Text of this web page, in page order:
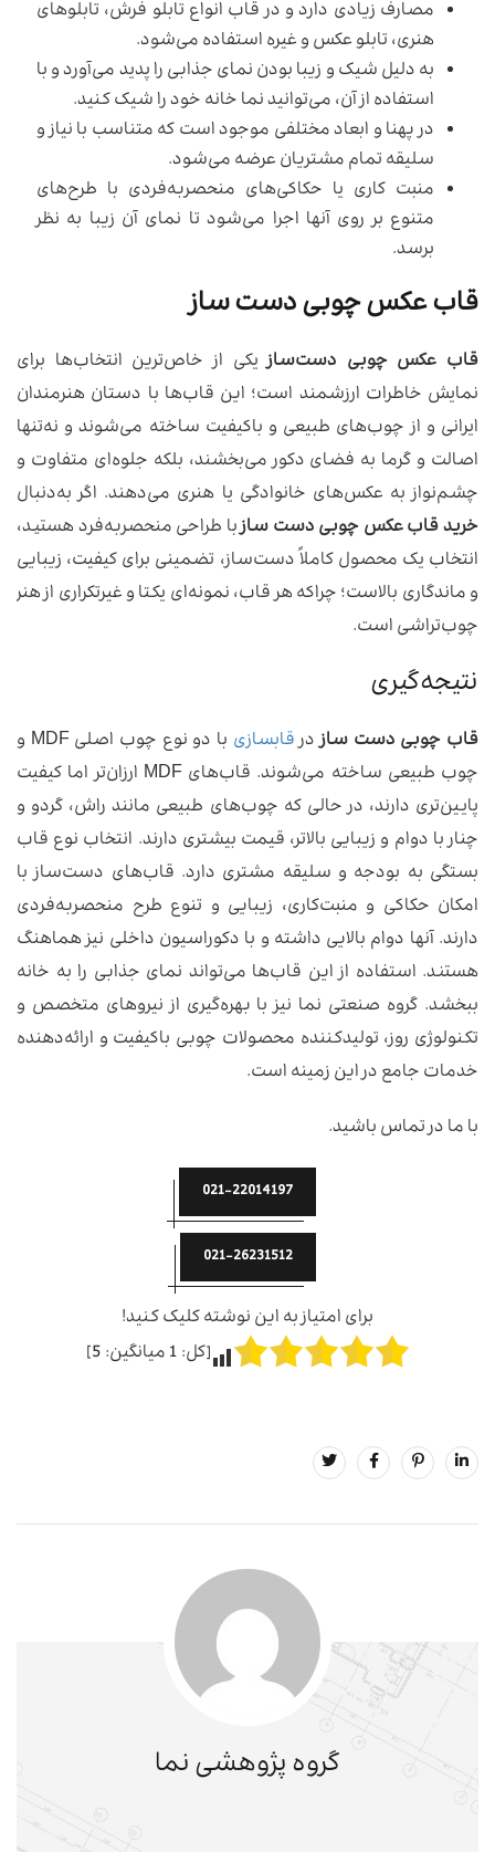
مصارف زیادی دارد و در قاب انواع تابلو فرش، تابلو‌های
هنری، تابلو عکس و غیره استفاده می‌شود.
به دلیل شیک و زیبا بودن نمای جذابی را پدید می‌آورد و با
استفاده از آن، می‌توانید نما خانه خود را شیک کنید.
در پهنا و ابعاد مختلفی موجود است که متناسب با نیاز و
سلیقه تمام مشتریان عرضه می‌شود.
منبت کاری یا حکاکی‌های منحصر‌به‌فردی با طرح‌های
متنوع بر روی آنها اجرا می‌شود تا نمای آن زیبا به نظر
برسد.
قاب عکس چوبی دست ساز
قاب عکس چوبی دست‌سازیکی از خاص‌ترین انتخاب‌ها برای
نمایش خاطرات ارزشمند است؛ این قاب‌ها با دستان هنرمندان
ایرانی و از چوب‌های طبیعی و باکیفیت ساخته می‌شوند و نه‌تنها
اصالت و گرما به فضای دکور می‌بخشند، بلکه جلوه‌ای متفاوت و
چشم‌نواز به عکس‌های خانوادگی یا هنری می‌دهند. اگر به‌دنبال
خرید قاب عکس چوبی دست سازبا طراحی منحصربه‌فرد هستید،
انتخاب یک محصول کاملاً دست‌ساز، تضمینی برای کیفیت، زیبایی
و ماندگاری بالاست؛ چراکه هر قاب، نمونه‌ای یکتا و غیرتکراری از هنر
چوب‌تراشی است.
نتیجه‌گیری
قاب چوبی دست سازدرقابسازی
با دو نوع چوب اصلی MDF و
چوب طبیعی ساخته می‌شوند. قاب‌های MDF ارزان‌تر اما کیفیت
پایین‌تری دارند، در حالی که چوب‌های طبیعی مانند راش، گردو و
چنار با دوام و زیبایی بالاتر، قیمت بیشتری دارند. انتخاب نوع قاب
بستگی به بودجه و سلیقه مشتری دارد. قاب‌های دست‌ساز با
امکان حکاکی و منبت‌کاری، زیبایی و تنوع طرح منحصربه‌فردی
دارند. آنها دوام بالایی داشته و با دکوراسیون داخلی نیز هماهنگ
هستند. استفاده از این قاب‌ها می‌تواند نمای جذابی را به خانه
ببخشد. گروه صنعتی نما نیز با بهره‌گیری از نیروهای متخصص و
تکنولوژی روز، تولیدکننده محصولات چوبی باکیفیت و ارائه‌دهنده
خدمات جامع در این زمینه است.
با ما در تماس باشید.
021-22014197
021-26231512
برای امتیاز به این نوشته کلیک کنید!
[کل:1میانگین:5
]
گروه پژوهشی نما